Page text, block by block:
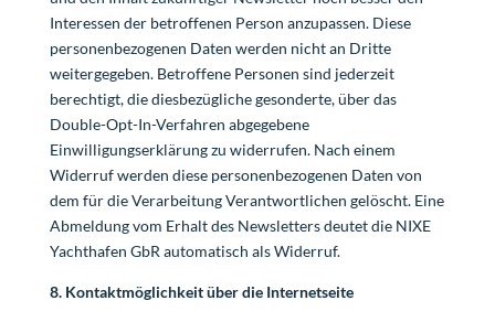
Interessen der betroffenen Person anzupassen. Diese
personenbezogenen Daten werden nicht an Dritte
weitergegeben. Betroffene Personen sind jederzeit
berechtigt, die diesbezügliche gesonderte, über das
Double-Opt-In-Verfahren abgegebene
Einwilligungserklärung zu widerrufen. Nach einem
Widerruf werden diese personenbezogenen Daten von
dem für die Verarbeitung Verantwortlichen gelöscht. Eine
Abmeldung vom Erhalt des Newsletters deutet die NIXE
Yachthafen GbR automatisch als Widerruf.
8. Kontaktmöglichkeit über die Internetseite